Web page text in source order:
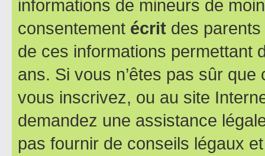
informations de mineurs de
consentement écrit des parents
de ces informations permettant
ans. Si vous n’êtes pas sûr
vous inscrivez, ou au site
demandez une assistance
pas fournir de conseils légaux